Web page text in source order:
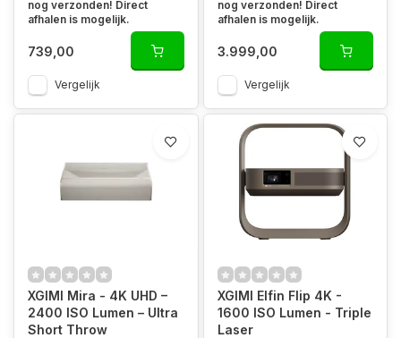
nog verzonden! Direct
afhalen is mogelijk.
739,00
Vergelijk
nog verzonden! Direct
afhalen is mogelijk.
3.999,00
Vergelijk
XGIMI Mira - 4K UHD –
2400 ISO Lumen – Ultra
Short Throw
XGIMI Elfin Flip 4K -
1600 ISO Lumen - Triple
Laser